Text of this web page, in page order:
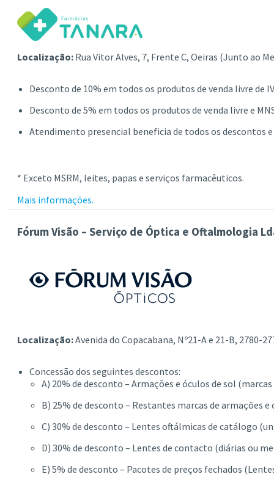
Localização: Rua Vitor Alves, 7, Frente C, Oeiras (Junto ao
Desconto de 10% em todos os produtos de venda livre de
Desconto de 5% em todos os produtos de venda livre e
Atendimento presencial beneficia de todos os descontos
* Exceto MSRM, leites, papas e serviços farmacêuticos.
Mais informações.
Fórum Visão – Serviço de Óptica e Oftalmologia
Localização:Avenida do Copacabana, Nº21-A e 21-B, 2780-
Concessão dos seguintes descontos:
A) 20% de desconto – Armações e óculos de sol
B) 25% de desconto – Restantes marcas de armações e
C) 30% de desconto – Lentes oftálmicas de catálogo
D) 30% de desconto – Lentes de contacto (diárias ou
E) 5% de desconto – Pacotes de preços fechados